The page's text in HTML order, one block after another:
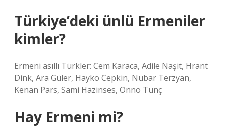
Türkiye’deki ünlü Ermeniler
kimler?
Ermeni asıllı Türkler: Cem Karaca, Adile Naşit, Hrant
Dink, Ara Güler, Hayko Cepkin, Nubar Terzyan,
Kenan Pars, Sami Hazinses, Onno Tunç
Hay Ermeni mi?